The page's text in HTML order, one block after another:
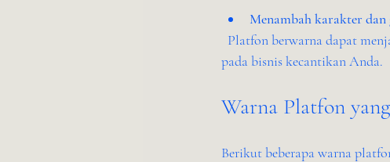
Menambah karakter dan
pada bisnis kecantikan Anda.
Warna Platfon
Berikut beberapa warna